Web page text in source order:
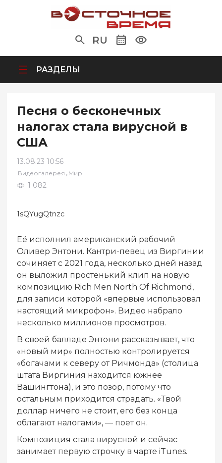
RU
РАЗДЕЛЫ
Песня о бесконечных
налогах стала вирусной в
США
13.08.23 10:56
Видеогалерея , Мир
1 082
1sQYugQtnzc
Её исполнил американский рабочий
Оливер Энтони. Кантри-певец из Виргинии
сочиняет с 2021 года, несколько дней назад
он выложил простенький клип на новую
композицию Rich Men North Of Richmond,
для записи которой «впервые использовал
настоящий микрофон». Видео набрало
несколько миллионов просмотров.
В своей балладе Энтони рассказывает, что
«новый мир» полностью контролируется
«богачами к северу от Ричмонда» (столица
штата Виргиния находится южнее
Вашингтона), и это позор, потому что
остальным приходится страдать. «Твой
доллар ничего не стоит, его без конца
облагают налогами», — поет он.
Композиция стала вирусной и сейчас
занимает первую строчку в чарте iTunes.